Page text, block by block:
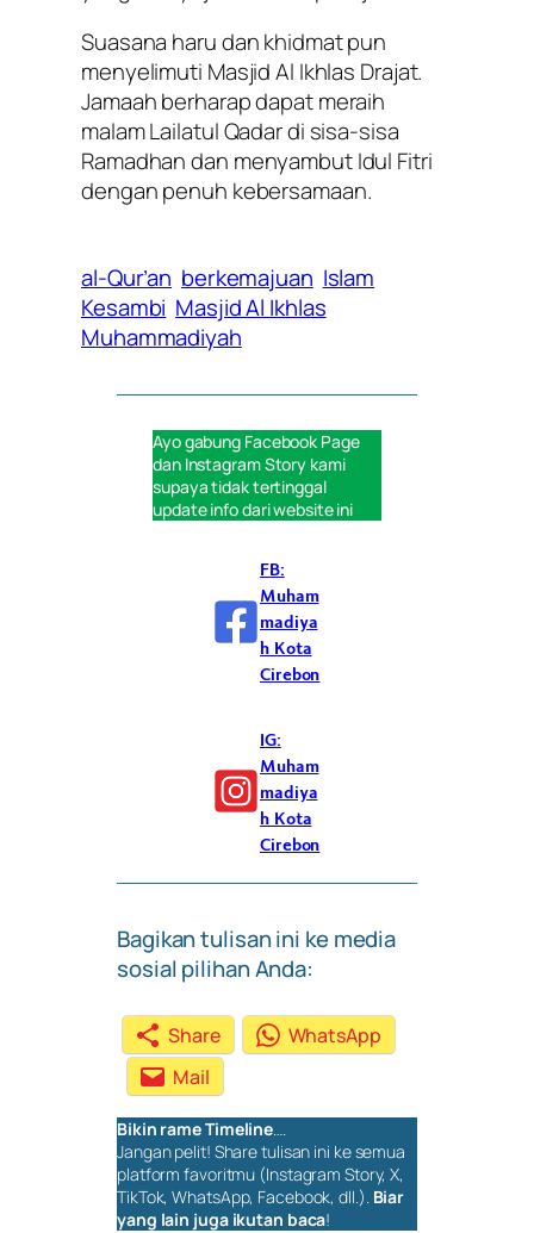
Suasana haru dan khidmat pun
menyelimuti Masjid Al Ikhlas Drajat.
Jamaah berharap dapat meraih
malam Lailatul Qadar di sisa-sisa
Ramadhan dan menyambut Idul Fitri
dengan penuh kebersamaan.
al-Qur’an berkemajuan Islam
Kesambi Masjid Al Ikhlas
Muhammadiyah
Ayo gabung Facebook Page
dan Instagram Story kami
supaya tidak tertinggal
update info dari website ini
FB:
Muham
madiya
h Kota
Cirebon
IG:
Muham
madiya
h Kota
Cirebon
Bagikan tulisan ini ke media
sosial pilihan Anda:
Share
WhatsApp
Mail
Bikin rameTimeline….
Jangan pelit! Sharetulisan ini ke semua
platform favoritmu (Instagram Story, X,
TikTok, WhatsApp, Facebook, dll.). Biar
yang lain juga ikutan baca!